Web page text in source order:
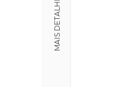
MAIS DETALHES